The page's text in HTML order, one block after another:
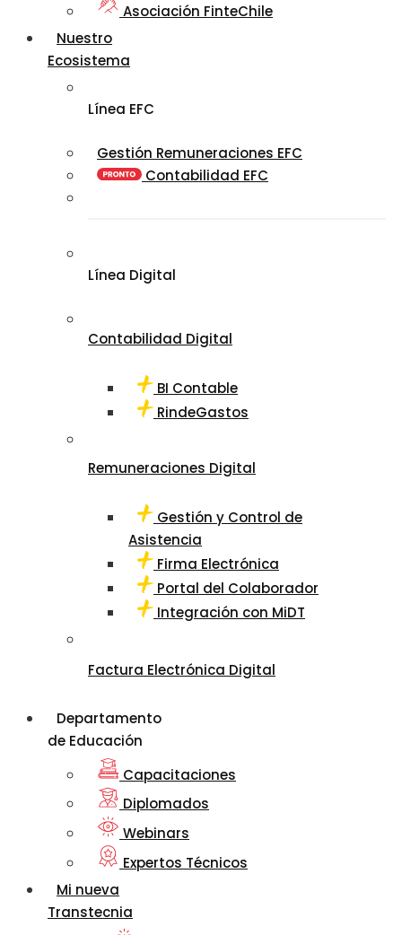
Asociación FinteChile
Nuestro
Ecosistema
Línea EFC
Gestión Remuneraciones EFC
Contabilidad EFC
Línea Digital
Contabilidad Digital
BI Contable
RindeGastos
Remuneraciones Digital
Gestión y Control de
Asistencia
Firma Electrónica
Portal del Colaborador
Integración con MiDT
Factura Electrónica Digital
Departamento
de Educación
Capacitaciones
Diplomados
Webinars
Expertos Técnicos
Mi nueva
Transtecnia